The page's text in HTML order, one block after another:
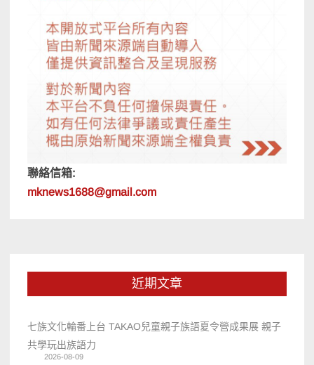
聯絡信箱:
mknews1688@gmail.com
近期文章
七族文化輪番上台 TAKAO兒童親子族語夏令營成果展 親子
共學玩出族語力
2026-08-09